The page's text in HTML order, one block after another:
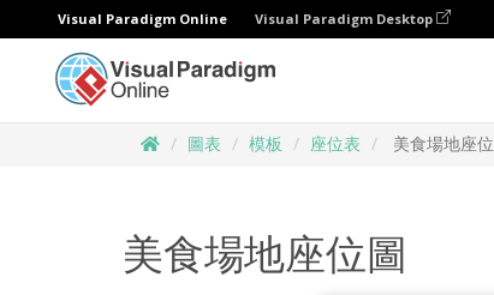
Visual Paradigm Online Visual Paradigm Desktop
圖表 模板 座位表 美食場地座
美食場地座位圖